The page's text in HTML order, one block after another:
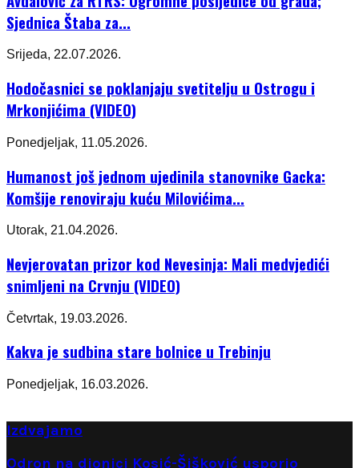
Sjednica Štaba za...
Srijeda, 22.07.2026.
Hodočasnici se poklanjaju svetitelju u Ostrogu i
Mrkonjićima (VIDEO)
Ponedjeljak, 11.05.2026.
Humanost još jednom ujedinila stanovnike Gacka:
Komšije renoviraju kuću Milovićima...
Utorak, 21.04.2026.
Nevjerovatan prizor kod Nevesinja: Mali medvjedići
snimljeni na Crvnju (VIDEO)
Četvrtak, 19.03.2026.
Kakva je sudbina stare bolnice u Trebinju
Ponedjeljak, 16.03.2026.
Izdvajamo
Odron na dionici Kosić-Šišković usporio